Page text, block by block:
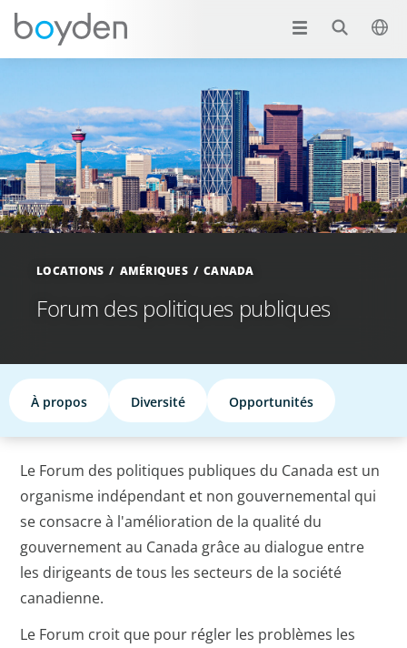
LOCATIONS AMÉRIQUES CANADA
Forum des politiques publiques
À propos Diversité Opportunités
Le Forum des politiques publiques du Canada est un
organisme indépendant et non gouvernemental qui
se consacre à l'amélioration de la qualité du
gouvernement au Canada grâce au dialogue entre
les dirigeants de tous les secteurs de la société
canadienne.
Le Forum croit que pour régler les problèmes les